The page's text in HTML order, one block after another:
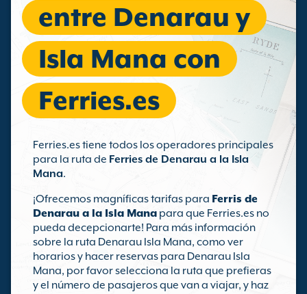
entre Denarau y
Isla Mana con
Ferries.es
Ferries.es tiene todos los operadores principales
para la ruta de Ferries de Denarau a la Isla
Mana.
¡Ofrecemos magníficas tarifas para Ferris de
Denarau a la Isla Mana para que Ferries.es no
pueda decepcionarte! Para más información
sobre la ruta Denarau Isla Mana, como ver
horarios y hacer reservas para Denarau Isla
Mana, por favor selecciona la ruta que prefieras
y el número de pasajeros que van a viajar, y haz